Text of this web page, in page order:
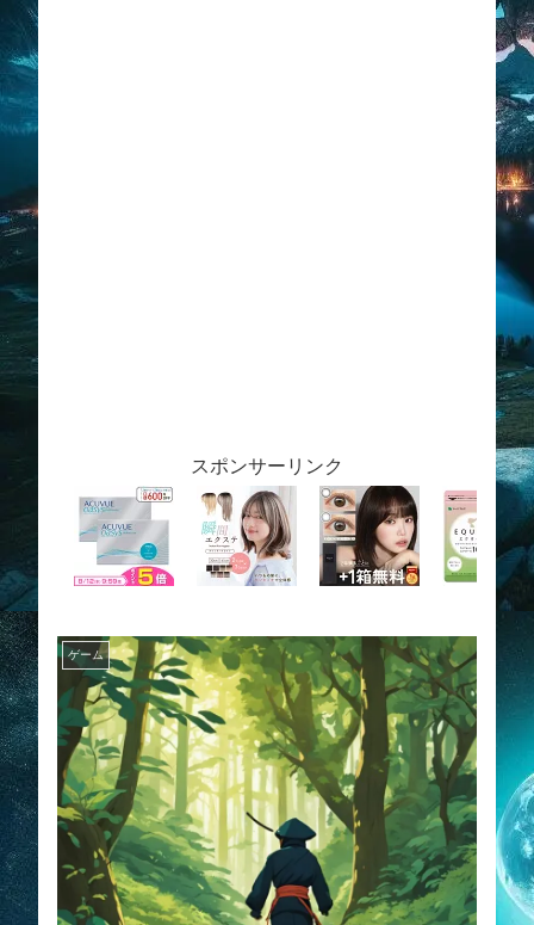
スポンサーリンク
ゲーム